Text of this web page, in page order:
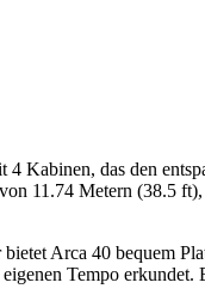
Kabinen, das den
11.74 Metern (38.5
Arca 40 bequem
Tempo